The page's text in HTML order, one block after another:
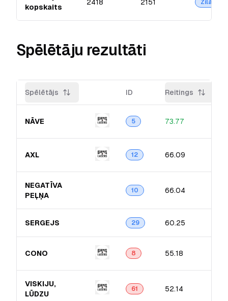
kopskaits
2418 2151 Zilā
Spēlētāju rezultāti
Spēlētājs ID Reitings
NĀVE 5 73.77
AXL 12 66.09
NEGATĪVA
PEĻŅA
10 66.04
SERGEJS 29 60.25
CONO 8 55.18
VISKIJU,
LŪDZU
61 52.14